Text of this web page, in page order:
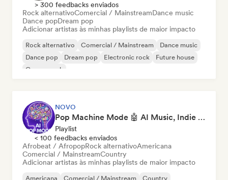
> 300 feedbacks enviados
Rock alternativoComercial / MainstreamDance music
Dance popDream pop
Adicionar artistas às minhas playlists de maior impacto
Rock alternativo Comercial / Mainstream
Dance music
Dance pop
Dream pop Electronic rock
Future house
Garage rock
NOVO
Pop Machine Mode 🤖 AI Music, Indie Pop & Dream Pop
Playlist
< 100 feedbacks enviados
Afrobeat / AfropopRock alternativoAmericana
Comercial / MainstreamCountry
Adicionar artistas às minhas playlists de maior impacto
Americana Comercial / Mainstream Country